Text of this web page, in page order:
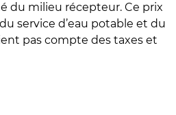
du milieu récepteur. Ce prix
service d’eau potable et du
pas compte des taxes et